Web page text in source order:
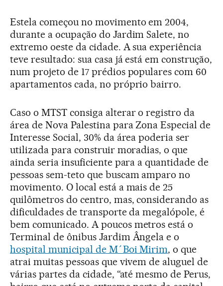
Estela começou no movimento em 2004,
durante a ocupação do Jardim Salete, no
extremo oeste da cidade. A sua experiência
teve resultado: sua casa já está em construção,
num projeto de 17 prédios populares com 60
apartamentos cada, no próprio bairro.
Caso o MTST consiga alterar o registro da
área de Nova Palestina para Zona Especial de
Interesse Social, 30% da área poderia ser
utilizada para construir moradias, o que
ainda seria insuficiente para a quantidade de
pessoas sem-teto que buscam amparo no
movimento. O local está a mais de 25
quilômetros do centro, mas, considerando as
dificuldades de transporte da megalópole, é
bem comunicado. A poucos metros está o
Terminal de ônibus Jardim Ângela e o
hospital municipal de M´Boi Mirim, o que
atrai muitas pessoas que vivem de aluguel de
várias partes da cidade, “até mesmo de Perus,